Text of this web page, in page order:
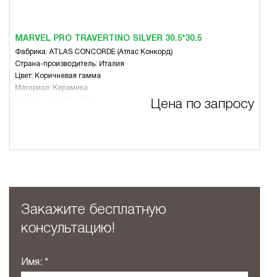
MARVEL PRO TRAVERTINO SILVER 30.5*30.5
Фабрика: ATLAS CONCORDE (Атлас Конкорд)
Страна-производитель: Италия
Цвет: Коричневая гамма
Материал: Керамика
Цена по запросу
Закажите бесплатную
консультацию!
Имя: